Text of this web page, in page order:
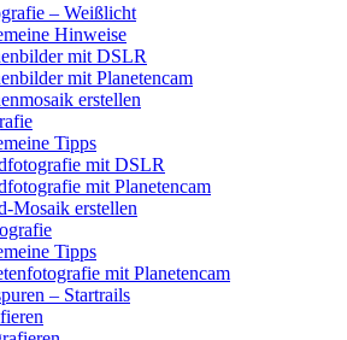
– Weißlicht
Hinweise
mit DSLR
mit Planetencam
erstellen
Tipps
mit DSLR
mit Planetencam
Mosaik erstellen
Tipps
mit Planetencam
– Startrails